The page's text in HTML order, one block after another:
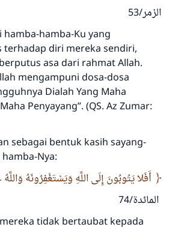
الزمر/53
hamba-hamba-Ku yang
terhadap diri mereka sendiri,
asa dari rahmat Allah.
mengampuni dosa-dosa
Dialah Yang Maha
Penyayang”. (QS. Az Zumar:
sebagai bentuk kasih sayang-
Nya:
أَفَلا يَتُوبُونَ إِلَى اللَّهِ وَيَسْتَغْفِرُونَهُ
المائدة/74
tidak bertaubat kepada